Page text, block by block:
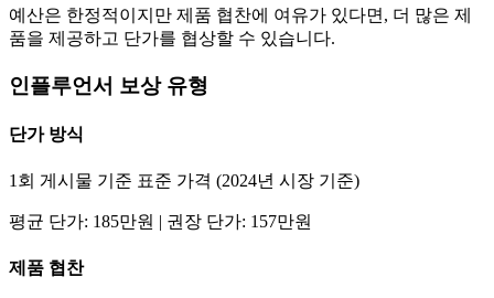
예산은 한정적이지만 제품 협찬에 여유가 있다면, 더 많은 제
품을 제공하고 단가를 협상할 수 있습니다.
인플루언서 보상 유형
단가방식
1회 게시물 기준 표준 가격 (2024년 시장 기준)
평균 단가: 185만원 | 권장 단가: 157만원
제품 협찬